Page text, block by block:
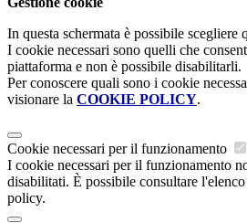
In questa schermata è possibile scegliere
I cookie necessari sono quelli che
piattaforma e non è possibile disabilitarli.
Per conoscere quali sono i cookie
visionare la COOKIE POLICY.
Cookie necessari per il funzionamento
I cookie necessari per il funzionamento
disabilitati. È possibile consultare
policy.